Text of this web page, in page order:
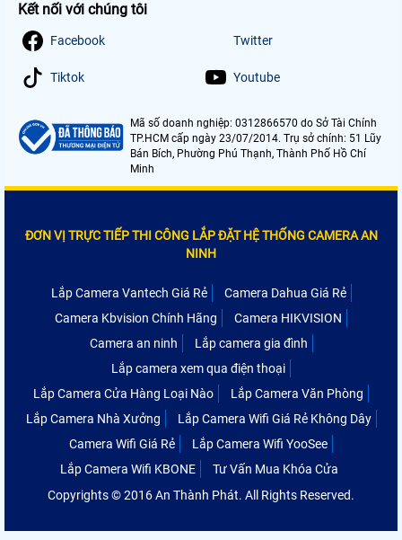
Kết nối với chúng tôi
Facebook Twitter
Tiktok Youtube
Mã số doanh nghiệp: 0312866570 do Sở Tài Chính
TP.HCM cấp ngày 23/07/2014. Trụ sở chính: 51 Lũy
Bán Bích, Phường Phú Thạnh, Thành Phố Hồ Chí
Minh
ĐƠN VỊ TRỰC TIẾP THI CÔNG LẮP ĐẶT HỆ THỐNG CAMERA AN
NINH
Lắp Camera Vantech Giá Rẻ
Camera Dahua Giá Rẻ
Camera Kbvision Chính Hãng
Camera HIKVISION
Camera an ninh
Lắp camera gia đình
Lắp camera xem qua điện thoại
Lắp Camera Cửa Hàng Loại Nào
Lắp Camera Văn Phòng
Lắp Camera Nhà Xưởng
Lắp Camera Wifi Giá Rẻ Không Dây
Camera Wifi Giá Rẻ
Lắp Camera Wifi YooSee
Lắp Camera Wifi KBONE
Tư Vấn Mua Khóa Cửa
Copyrights © 2016 An Thành Phát. All Rights Reserved.